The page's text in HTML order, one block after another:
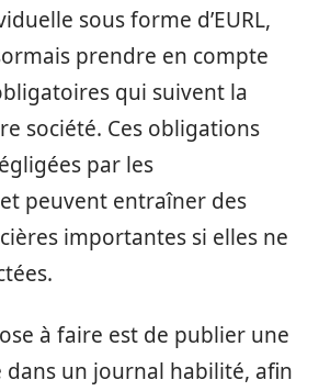
sous forme d’EURL,
prendre en compte
qui suivent la
société. Ces obligations
par les
peuvent entraîner des
importantes si elles ne
à faire est de publier une
dans un journal habilité, afin